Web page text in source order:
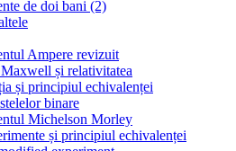
de doi bani (2)
Ampere revizuit
și relativitatea
și principiul echivalenței
binare
Michelson Morley
și principiul echivalenței